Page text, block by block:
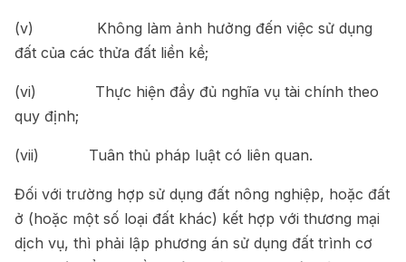
(v) Không làm ảnh hưởng đến việc sử dụng
đất của các thửa đất liền kề;
(vi) Thực hiện đầy đủ nghĩa vụ tài chính theo
quy định;
(vii) Tuân thủ pháp luật có liên quan.
Đối với trường hợp sử dụng đất nông nghiệp, hoặc đất
ở (hoặc một số loại đất khác) kết hợp với thương mại
dịch vụ, thì phải lập phương án sử dụng đất trình cơ